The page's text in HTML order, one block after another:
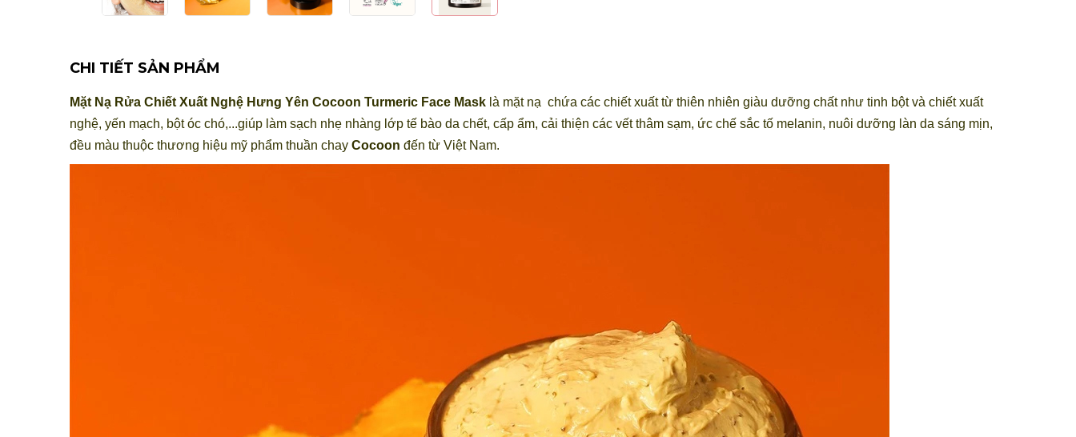
CHI TIẾT SẢN PHẨM
Mặt Nạ Rửa Chiết Xuất Nghệ Hưng Yên Cocoon Turmeric Face Mask là mặt nạ chứa các chiết xuất từ thiên nhiên giàu dưỡng chất như tinh bột và chiết xuất
nghệ, yến mạch, bột óc chó,...giúp làm sạch nhẹ nhàng lớp tế bào da chết, cấp ẩm, cải thiện các vết thâm sạm, ức chế sắc tố melanin, nuôi dưỡng làn da sáng mịn,
đều màu thuộc thương hiệu mỹ phẩm thuần chay Cocoon đến từ Việt Nam.